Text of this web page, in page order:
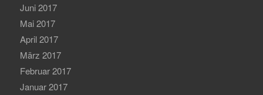
Juni 2017
Mai 2017
April 2017
März 2017
Februar 2017
Januar 2017